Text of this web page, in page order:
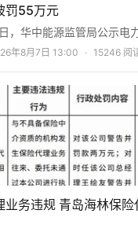
罚55万元
，华中能源监管局公示电
水鼎泰能源开发有限责任
前处罚处于正常执行状态。
年8月7日 13:00 · 15246 阅
业务违规 青岛海林保